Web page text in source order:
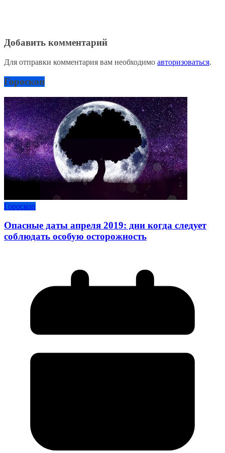
Добавить комментарий
Для отправки комментария вам необходимо авторизоваться.
Гороскоп
Гороскоп
Опасные даты апреля 2019: дни когда следует
соблюдать особую осторожность